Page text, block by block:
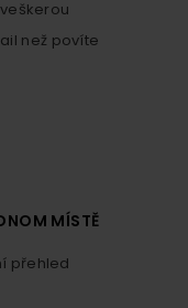
než povíte
MÍSTĚ
přehled